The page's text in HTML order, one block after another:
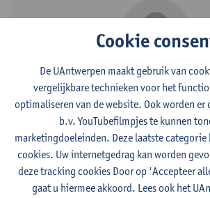
Contact
Toon e-mailadres
Tel.+3232659123
Boogkeers 5
2000 Antwerpen, BEL
Cookie
De UAntwerpen maakt gebruik van
vergelijkbare technieken voor het
optimaliseren van de website. Ook worden er
b.v. YouTubefilmpjes te kunnen
marketingdoeleinden. Deze laatste
cookies. Uw internetgedrag kan worden
deze tracking cookies Door op 'Accepteer
gaat u hiermee akkoord. Lees ook het